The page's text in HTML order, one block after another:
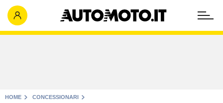
HOME CONCESSIONARI